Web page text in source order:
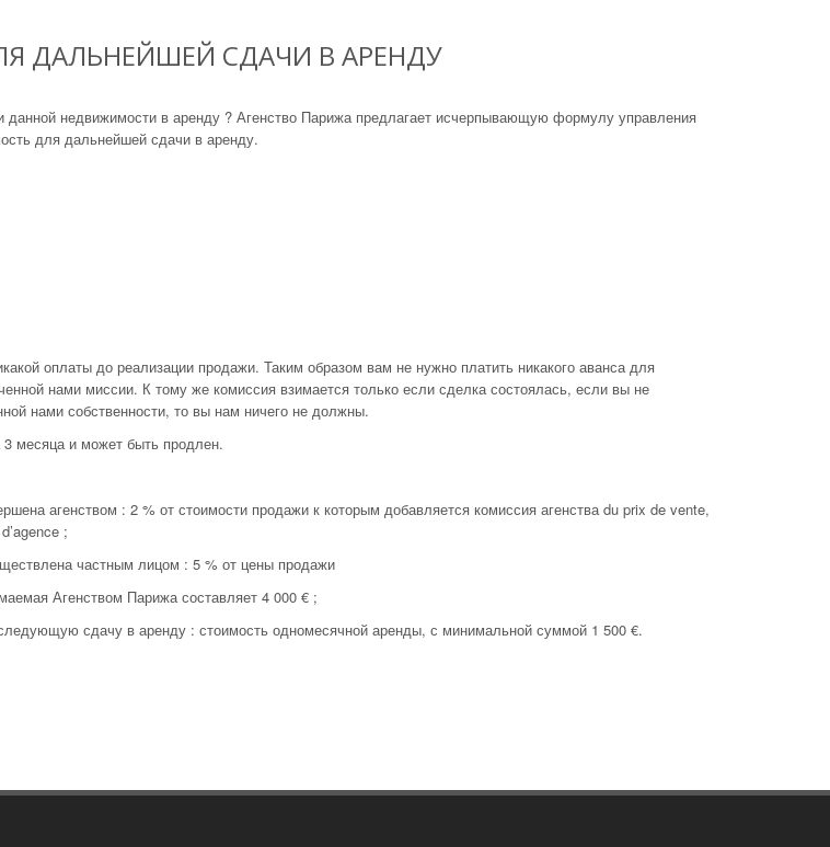
ДАЛЬНЕЙШЕЙ СДАЧИ В АРЕНДУ
недвижимости в аренду ? Агенство Парижа предлагает исчерпывающую формулу управления
для дальнейшей сдачи в аренду.
оплаты до реализации продажи. Таким образом вам не нужно платить никакого аванса для
нами миссии. К тому же комиссия взимается только если сделка состоялась, если вы не
нами собственности, то вы нам ничего не должны.
месяца и может быть продлен.
агенством : 2 % от стоимости продажи к которым добавляется комиссия агенства du prix de vente,
;
частным лицом : 5 % от цены продажи
Агенством Парижа составляет 4 000 € ;
сдачу в аренду : стоимость одномесячной аренды, с минимальной суммой 1 500 €.